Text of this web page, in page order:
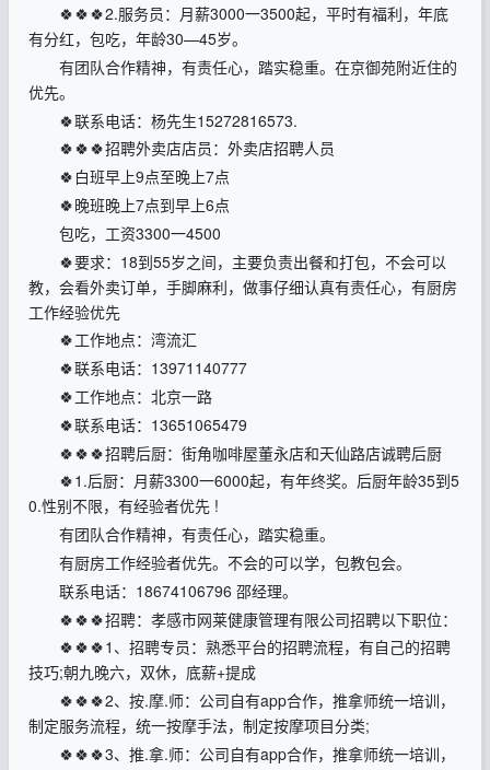
🍀🍀🍀2.服务员：月薪3000一3500起，平时有福利，年底
有分红，包吃，年龄30—45岁。
有团队合作精神，有责任心，踏实稳重。在京御苑附近住的
优先。
🍀联系电话：杨先生15272816573.
🍀🍀🍀招聘外卖店店员：外卖店招聘人员
🍀白班早上9点至晚上7点
🍀晚班晚上7点到早上6点
包吃，工资3300一4500
🍀要求：18到55岁之间，主要负责出餐和打包，不会可以
教，会看外卖订单，手脚麻利，做事仔细认真有责任心，有厨房
工作经验优先
🍀工作地点：湾流汇
🍀联系电话：13971140777
🍀工作地点：北京一路
🍀联系电话：13651065479
🍀🍀🍀招聘后厨：街角咖啡屋董永店和天仙路店诚聘后厨
🍀1.后厨：月薪3300一6000起，有年终奖。后厨年龄35到5
0.性别不限，有经验者优先 !
有团队合作精神，有责任心，踏实稳重。
有厨房工作经验者优先。不会的可以学，包教包会。
联系电话：18674106796 邵经理。
🍀🍀🍀招聘：孝感市网莱健康管理有限公司招聘以下职位：
🍀🍀🍀1、招聘专员：熟悉平台的招聘流程，有自己的招聘
技巧;朝九晚六，双休，底薪+提成
🍀🍀🍀2、按.摩.师：公司自有app合作，推拿师统一培训，
制定服务流程，统一按摩手法，制定按摩项目分类;
🍀🍀🍀3、推.拿.师：公司自有app合作，推拿师统一培训，